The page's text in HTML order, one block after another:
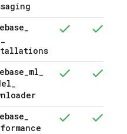
_
_
_ml_
_
_